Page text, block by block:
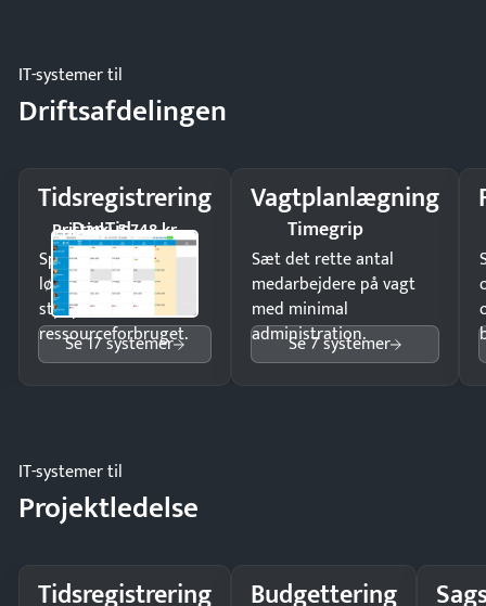
IT-systemer til
Driftsafdelingen
Tidsregistrering
DanTid
Pristjek: 5.748 kr
Spar tid på
lønberegning og få
styr på
ressourceforbruget.
Se 17 systemer
Vagtplanlægning
Timegrip
Sæt det rette antal
medarbejdere på vagt
med minimal
administration.
Se 7 systemer
IT-systemer til
Projektledelse
Tidsregistrering Budgettering